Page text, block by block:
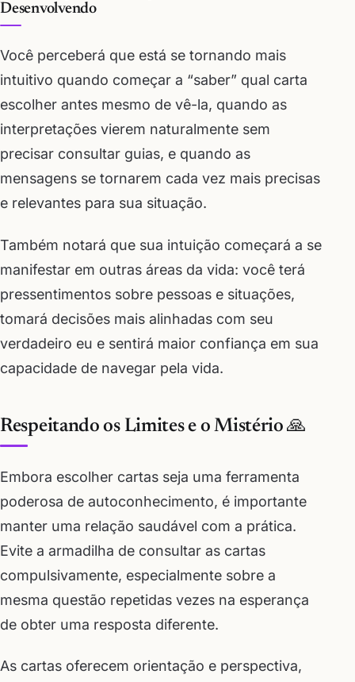
Desenvolvendo
Você perceberá que está se tornando mais
intuitivo quando começar a “saber” qual carta
escolher antes mesmo de vê-la, quando as
interpretações vierem naturalmente sem
precisar consultar guias, e quando as
mensagens se tornarem cada vez mais precisas
e relevantes para sua situação.
Também notará que sua intuição começará a se
manifestar em outras áreas da vida: você terá
pressentimentos sobre pessoas e situações,
tomará decisões mais alinhadas com seu
verdadeiro eu e sentirá maior confiança em sua
capacidade de navegar pela vida.
Respeitando os Limites e o Mistério 🙏
Embora escolher cartas seja uma ferramenta
poderosa de autoconhecimento, é importante
manter uma relação saudável com a prática.
Evite a armadilha de consultar as cartas
compulsivamente, especialmente sobre a
mesma questão repetidas vezes na esperança
de obter uma resposta diferente.
As cartas oferecem orientação e perspectiva,